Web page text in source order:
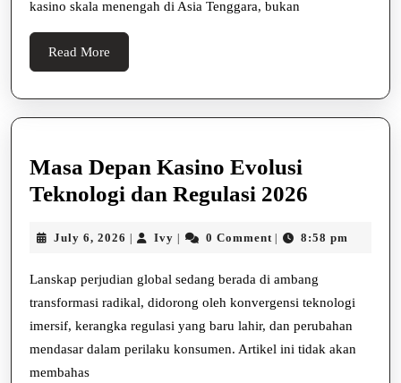
Bisnis
kasino skala menengah di Asia Tenggara, bukan
Read More
More
Masa Depan Kasino Evolusi
Teknologi dan Regulasi 2026
Kasino
Evolusi
dan
Regulasi
July 6, 2026 July
| Ivy Ivy
| 0 Comment | 8:58 pm
Lanskap perjudian global sedang berada di ambang
transformasi radikal, didorong oleh konvergensi teknologi
imersif, kerangka regulasi yang baru lahir, dan perubahan
mendasar dalam perilaku konsumen. Artikel ini tidak akan
membahas